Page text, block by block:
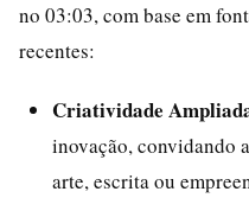
no 03:03, com base em
recentes:
Criatividade
inovação, convidando
arte, escrita ou